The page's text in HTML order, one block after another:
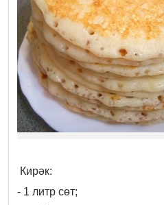
Кирәк:
- 1 литр сөт;